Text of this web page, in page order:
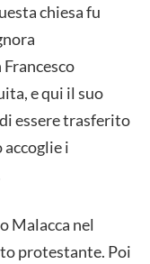
chiesa fu
e qui il suo
essere trasferito
accoglie i
Malacca nel
protestante. Poi